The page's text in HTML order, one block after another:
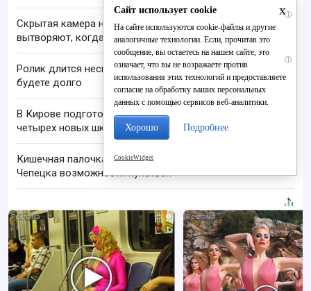
i
Скрытая камера на пляже Крыма: Что люди
вытворяют, когда их не видят...
i
Ролик длится несколько секунд, а смеяться вы
будете долго
В Кирове подготовят проекты для строительства
четырех новых школ
Кишечная палочка лишила жителей Кирово-
Чепецка возможности купаться
i
x
Сайт использует cookie
На сайте используются cookie-файлы и другие
аналогичные технологии. Если, прочитав это
сообщение, вы остаетесь на нашем сайте, это
означает, что вы не возражаете против
использования этих технологий и предоставляете
согласие на обработку ваших персональных
данных с помощью сервисов веб-аналитики.
Хорошо Подробнее
CookieWidget